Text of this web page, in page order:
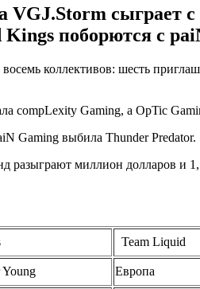
VGJ.Storm сыграет с
Kings поборются с
коллективов: шесть
compLexity Gaming, а OpTic
Gaming выбила Thunder Predator.
разыграют миллион долларов и
Team Liquid
Европа